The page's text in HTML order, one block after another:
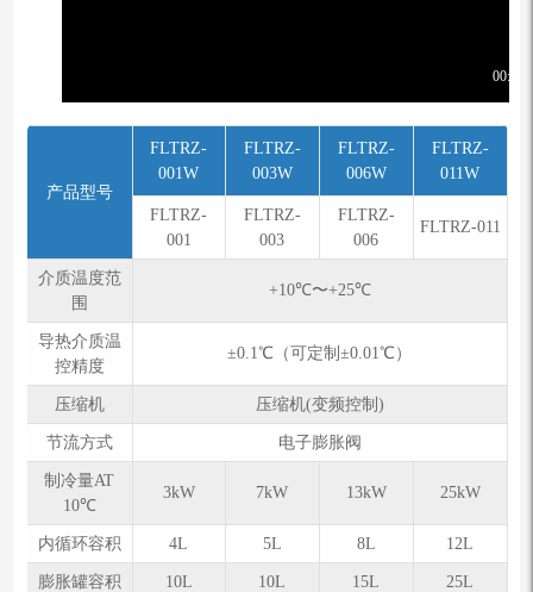
产品型号
FLTRZ-
001W
FLTRZ-
003W
FLTRZ-
006W
FLTRZ-
011W
FLTRZ-
001
FLTRZ-
003
FLTRZ-
006
FLTRZ-011
介质温度范
围
+10℃〜+25℃
导热介质温
控精度
±0.1℃（可定制±0.01℃）
压缩机 压缩机(变频控制)
节流方式 电子膨胀阀
制冷量AT
10℃
3kW 7kW 13kW 25kW
内循环容积 4L 5L 8L 12L
膨胀罐容积 10L 10L 15L 25L